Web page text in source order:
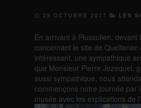
29 OCTOBRE 2017 LES
En arrivant à Plussulien, devant
concernant le site de Quelfenec
intéressant, une sympathique
que Monsieur Pierre Jezequel,
aussi sympathique, nous
commençons notre journée par
musée avec les explications de